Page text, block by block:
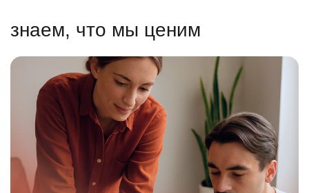
знаем, что мы ценим